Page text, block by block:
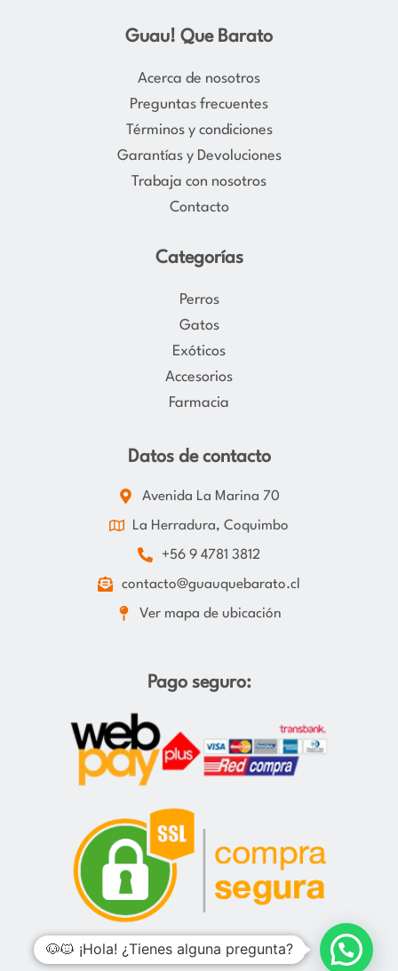
s
t
a
r
a
m
c
e
b
o
k
Guau! Que Barato
Acerca de nosotros
Preguntas frecuentes
Términos y condiciones
Garantías y Devoluciones
Trabaja con nosotros
Contacto
Categorías
Perros
Gatos
Exóticos
Accesorios
Farmacia
Datos de contacto
Avenida La Marina 70
La Herradura, Coquimbo
+56 9 4781 3812
contacto@guauquebarato.cl
Ver mapa de ubicación
Pago seguro:
🐶🐱 ¡Hola! ¿Tienes alguna pregunta?